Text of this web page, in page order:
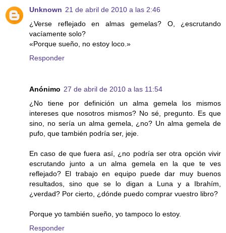
Unknown 21 de abril de 2010 a las 2:46
¿Verse reflejado en almas gemelas? O, ¿escrutando
vacíamente solo?
«Porque sueño, no estoy loco.»
Responder
Anónimo 27 de abril de 2010 a las 11:54
¿No tiene por definición un alma gemela los mismos
intereses que nosotros mismos? No sé, pregunto. Es que
sino, no sería un alma gemela, ¿no? Un alma gemela de
pufo, que también podría ser, jeje.
En caso de que fuera así, ¿no podría ser otra opción vivir
escrutando junto a un alma gemela en la que te ves
reflejado? El trabajo en equipo puede dar muy buenos
resultados, sino que se lo digan a Luna y a Ibrahím,
¿verdad? Por cierto, ¿dónde puedo comprar vuestro libro?
Porque yo también sueño, yo tampoco lo estoy.
Responder